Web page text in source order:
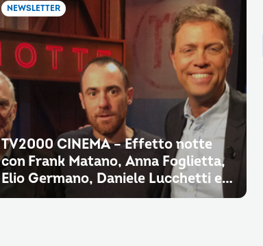
NEWSLETTER
TV2000 CINEMA – Effetto notte
con Frank Matano, Anna Foglietta,
Elio Germano, Daniele Lucchetti e…